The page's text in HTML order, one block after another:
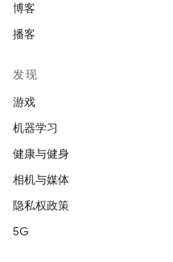
博客
播客
发现
游戏
机器学习
健康与健身
相机与媒体
隐私权政策
5G